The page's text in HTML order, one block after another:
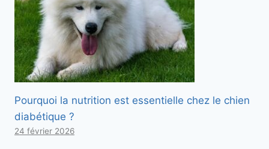
Pourquoi la nutrition est essentielle chez le chien
diabétique ?
24 février 2026